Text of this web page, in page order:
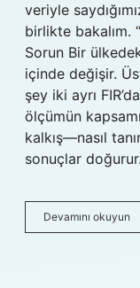
veriyle
birlikte bakalım.
Sorun Bir
içinde değişir.
şey iki ayrı
ölçümün
kalkış—nasıl
sonuçlar
Devamını okuyun